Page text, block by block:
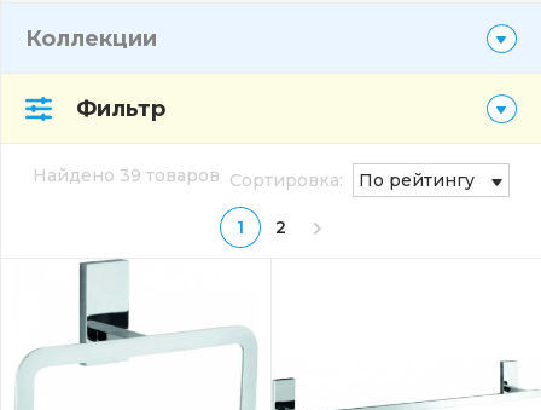
Коллекции
Фильтр
Найдено 39 товаров
1 2
Сортировка: По рейтингу